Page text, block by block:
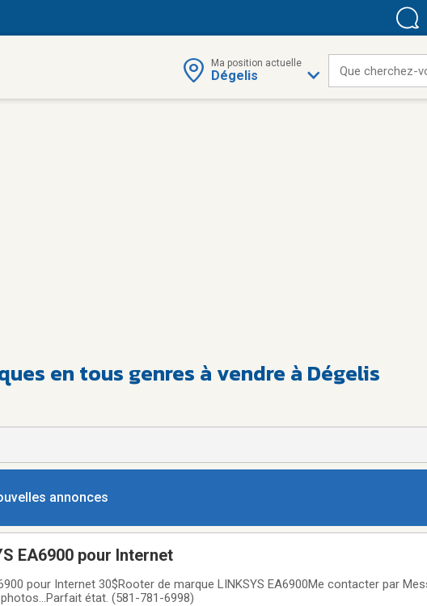
Ma position actuelle
Dégelis Que cherchez-
en tous genres à vendre à Dégelis
annonces
EA6900 pour Internet
pour Internet 30$Rooter de marque LINKSYS EA6900Me contacter par
état. (581-781-6998)